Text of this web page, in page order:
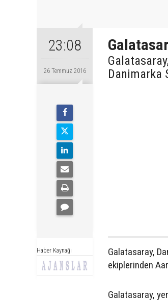
23:08
26 Temmuz 2016
Haber Kaynağı
Danimarka
Galatasaray,
ekiplerinden
Galatasaray,